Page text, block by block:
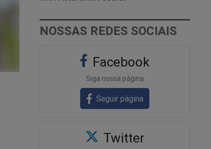
NOSSAS REDES SOCIAIS
Facebook
Siga nossa página
Seguir página
Twitter